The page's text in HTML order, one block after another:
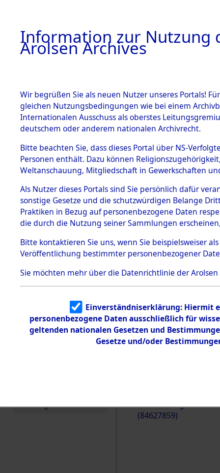
BILD
BESTÄNDE
1.
mente
5. Verschiedenes
5.3
Todesmärsche
5.3.1 Alliierte
Erhebungen
zu
Todesmärsch
en
5.3.2
Identifizierun
5.3.3
Todesmärsch
e
von
Feststellung...
0001 (84627746)
(84627859)
Information zur Nutzung
Arolsen Archives
Wir begrüßen Sie als neuen Nutzer unseres Portals!
gleichen Nutzungsbedingungen wie bei einem
Internationalen Ausschuss als oberstes
deutschem oder anderem nationalen Archivrecht.
Bitte beachten Sie, dass dieses Portal über NS-
Personen enthält. Dazu können
Weltanschauung, Mitgliedschaft in Gewerkschaften
Als Nutzer dieses Portals sind Sie persönlich dafür
sonstige Gesetze und die schutzwürdigen Belange
Praktiken in Bezug auf personenbezogene Daten
die durch die Nutzung seiner Sammlungen
Bitte kontaktieren Sie uns, wenn Sie beispielsweiser
Veröffentlichung bestimmter personenbezogener
Sie möchten mehr über die Datenrichtlinie der Arolsen
Einverständniserklärung: Hiermit
personenbezogene Daten ausschließlich für
geltenden nationalen Gesetzen und
Gesetze und/oder